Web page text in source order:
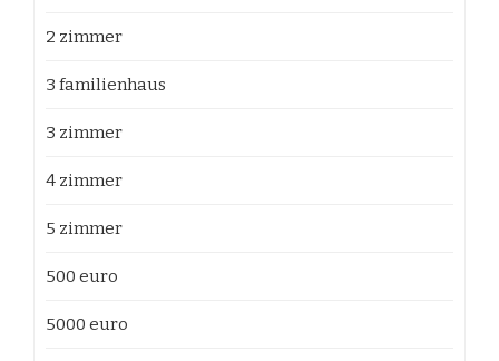
2 zimmer
3 familienhaus
3 zimmer
4 zimmer
5 zimmer
500 euro
5000 euro